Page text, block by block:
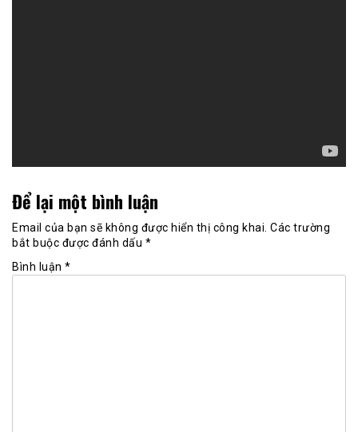
Để lại một bình luận
Email của bạn sẽ không được hiển thị công khai. Các trường
bắt buộc được đánh dấu *
Bình luận *